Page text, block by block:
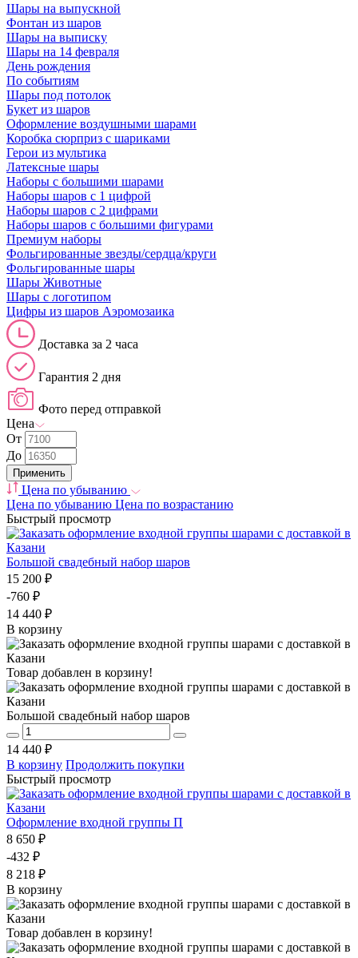
Шары на выпускной
Фонтан из шаров
Шары на выписку
Шары на 14 февраля
День рождения
По событиям
Шары под потолок
Букет из шаров
Оформление воздушными шарами
Коробка сюрприз с шариками
Герои из мультика
Латексные шары
Наборы с большими шарами
Наборы шаров с 1 цифрой
Наборы шаров с 2 цифрами
Наборы шаров с большими фигурами
Премиум наборы
Фольгированные звезды/сердца/круги
Фольгированные шары
Шары Животные
Шары с логотипом
Цифры из шаров Аэромозаика
Доставка за 2 часа
Гарантия 2 дня
Фото перед отправкой
Цена
От
До
Цена по убыванию
Цена по убыванию Цена по возрастанию
Быстрый просмотр
Большой свадебный набор шаров
15 200 ₽
-760 ₽
14 440 ₽
В корзину
Товар добавлен в корзину!
Большой свадебный набор шаров
14 440 ₽
В корзину Продолжить покупки
Быстрый просмотр
Оформление входной группы П
8 650 ₽
-432 ₽
8 218 ₽
В корзину
Товар добавлен в корзину!